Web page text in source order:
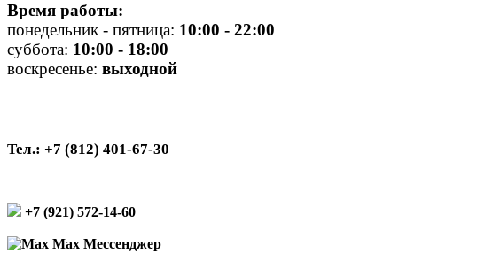
Время работы:
понедельник - пятница: 10:00 - 22:00
суббота: 10:00 - 18:00
воскресенье: выходной
Тел.: +7 (812) 401-67-30
+7 (921) 572-14-60
Max Мессенджер